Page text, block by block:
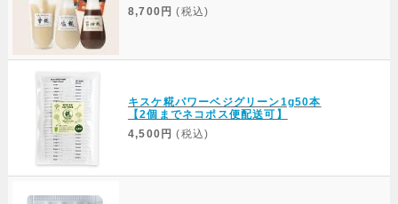
8,700円 (税込)
キスケ糀パワーベジグリーン1g50本
【2個までネコポス便配送可】
4,500円 (税込)